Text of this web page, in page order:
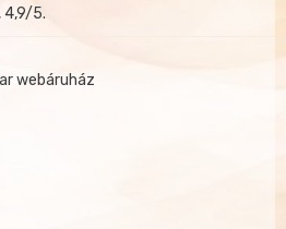
4,9/5.
webáruház